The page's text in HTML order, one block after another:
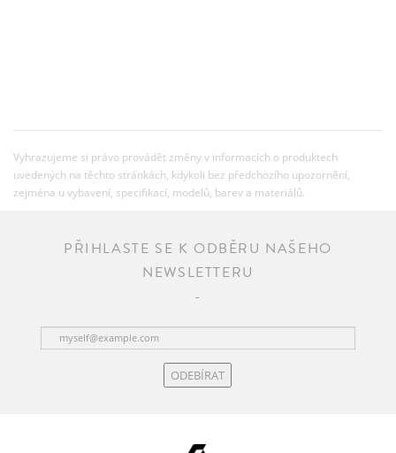
Vyhrazujeme si právo provádět změny v informacích o produktech
uvedených na těchto stránkách, kdykoli bez předchozího upozornění,
zejména u vybavení, specifikací, modelů, barev a materiálů.
PŘIHLASTE SE K ODBĚRU NAŠEHO
NEWSLETTERU
ODEBÍRAT